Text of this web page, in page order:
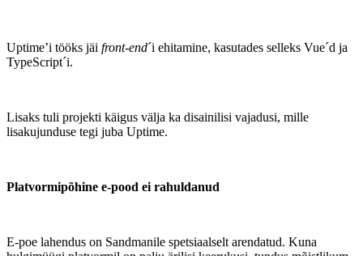
Uptime’i tööks jäi front-end´i ehitamine, kasutades selleks Vue´d ja
TypeScript´i.
Lisaks tuli projekti käigus välja ka disainilisi vajadusi, mille
lisakujunduse tegi juba Uptime.
Platvormipõhine e-pood ei rahuldanud
E-poe lahendus on Sandmanile spetsiaalselt arendatud. Kuna